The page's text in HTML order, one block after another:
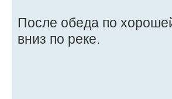
После обеда по
вниз по реке.